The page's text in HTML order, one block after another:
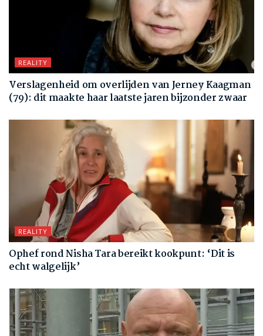
REALITY
Verslagenheid om overlijden van Jerney Kaagman
(79): dit maakte haar laatste jaren bijzonder zwaar
REALITY
Ophef rond Nisha Tara bereikt kookpunt: ‘Dit is
echt walgelijk’